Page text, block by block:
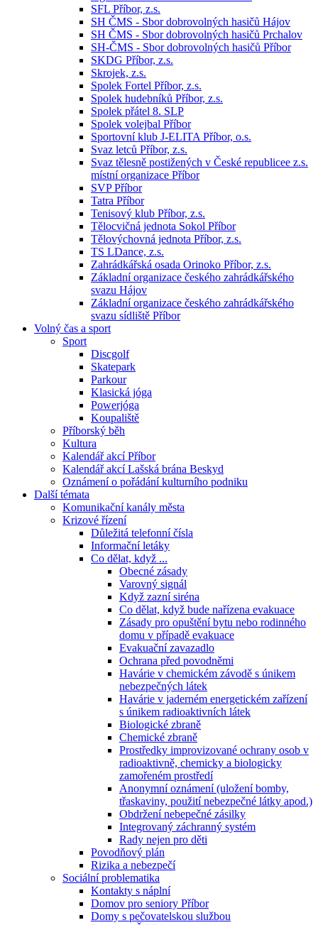
SFL Příbor, z.s.
SH ČMS - Sbor dobrovolných hasičů Hájov
SH ČMS - Sbor dobrovolných hasičů Prchalov
SH-ČMS - Sbor dobrovolných hasičů Příbor
SKDG Příbor, z.s.
Skrojek, z.s.
Spolek Fortel Příbor, z.s.
Spolek hudebníků Příbor, z.s.
Spolek přátel 8. SLP
Spolek volejbal Příbor
Sportovní klub J-ELITA Příbor, o.s.
Svaz letců Příbor, z.s.
Svaz tělesně postižených v České republicee z.s.
místní organizace Příbor
SVP Příbor
Tatra Příbor
Tenisový klub Příbor, z.s.
Tělocvičná jednota Sokol Příbor
Tělovýchovná jednota Příbor, z.s.
TS LDance, z.s.
Zahrádkářská osada Orinoko Příbor, z.s.
Základní organizace českého zahrádkářského
svazu Hájov
Základní organizace českého zahrádkářského
svazu sídliště Příbor
Volný čas a sport
Sport
Discgolf
Skatepark
Parkour
Klasická jóga
Powerjóga
Koupaliště
Příborský běh
Kultura
Kalendář akcí Příbor
Kalendář akcí Lašská brána Beskyd
Oznámení o pořádání kulturního podniku
Další témata
Komunikační kanály města
Krizové řízení
Důležitá telefonní čísla
Informační letáky
Co dělat, když ...
Obecné zásady
Varovný signál
Když zazní siréna
Co dělat, když bude nařízena evakuace
Zásady pro opuštění bytu nebo rodinného
domu v případě evakuace
Evakuační zavazadlo
Ochrana před povodněmi
Havárie v chemickém závodě s únikem
nebezpečných látek
Havárie v jaderném energetickém zařízení
s únikem radioaktivních látek
Biologické zbraně
Chemické zbraně
Prostředky improvizované ochrany osob v
radioaktivně, chemicky a biologicky
zamořeném prostředí
Anonymní oznámení (uložení bomby,
třaskaviny, použití nebezpečné látky apod.)
Obdržení nebepečné zásilky
Integrovaný záchranný systém
Rady nejen pro děti
Povodňový plán
Rizika a nebezpečí
Sociální problematika
Kontakty s náplní
Domov pro seniory Příbor
Domy s pečovatelskou službou